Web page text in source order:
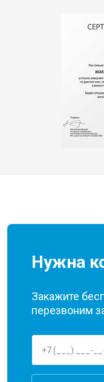
Нужна
Закажите
перезвоним